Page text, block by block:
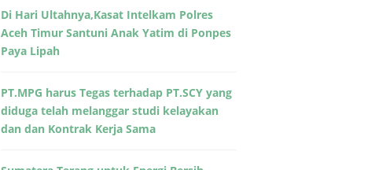
Di Hari Ultahnya,Kasat Intelkam Polres
Aceh Timur Santuni Anak Yatim di Ponpes
Paya Lipah
PT.MPG harus Tegas terhadap PT.SCY yang
diduga telah melanggar studi kelayakan
dan dan Kontrak Kerja Sama